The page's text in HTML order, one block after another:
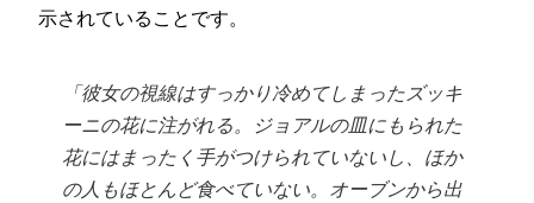
示されていることです。
「彼女の視線はすっかり冷めてしまったズッキ
ーニの花に注がれる。ジョアルの皿にもられた
花にはまったく手がつけられていないし、ほか
の人もほとんど食べていない。オーブンから出